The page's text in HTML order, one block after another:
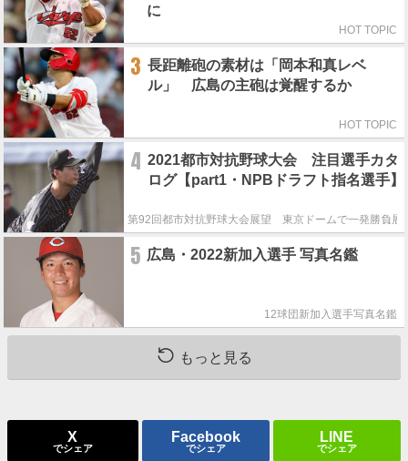
に
HOT TOPIC
3 長距離砲の素材は「岡本和真レベ
ル」 広島の主砲は覚醒するか
HOT TOPIC
4 2021都市対抗野球大会 注目選手カタ
ログ【part1・NPBドラフト指名選手】
第92回都市対抗野球大会展望 東京ドームで一発勝負展
5 広島・2022新加入選手 写真名鑑
12球団新加入選手写真名鑑
もっと見る
X
でシェア
Facebook
でシェア
LINE
でシェア